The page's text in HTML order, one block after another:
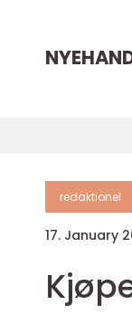
redaktionel
17. January